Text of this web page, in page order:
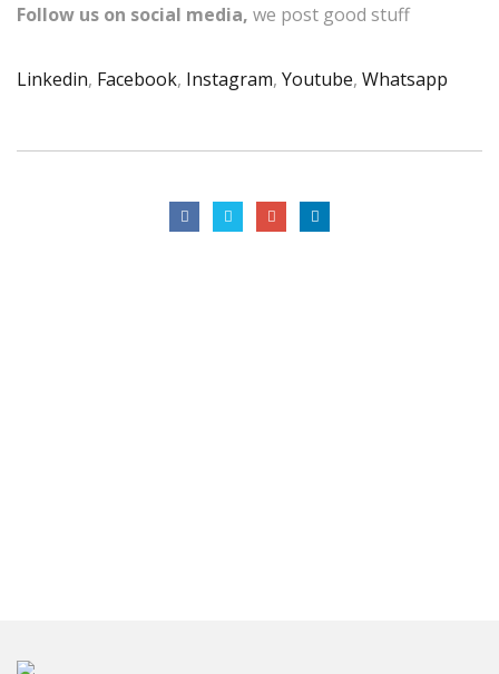
Follow us on social media, we post good stuff
Linkedin, Facebook, Instagram, Youtube, Whatsapp